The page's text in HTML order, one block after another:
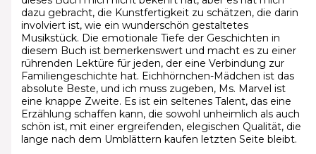
dazu gebracht, die Kunstfertigkeit zu schätzen, die darin
involviert ist, wie ein wunderschön gestaltetes
Musikstück. Die emotionale Tiefe der Geschichten in
diesem Buch ist bemerkenswert und macht es zu einer
rührenden Lektüre für jeden, der eine Verbindung zur
Familiengeschichte hat. Eichhörnchen-Mädchen ist das
absolute Beste, und ich muss zugeben, Ms. Marvel ist
eine knappe Zweite. Es ist ein seltenes Talent, das eine
Erzählung schaffen kann, die sowohl unheimlich als auch
schön ist, mit einer ergreifenden, elegischen Qualität, die
lange nach dem Umblättern kaufen letzten Seite bleibt.